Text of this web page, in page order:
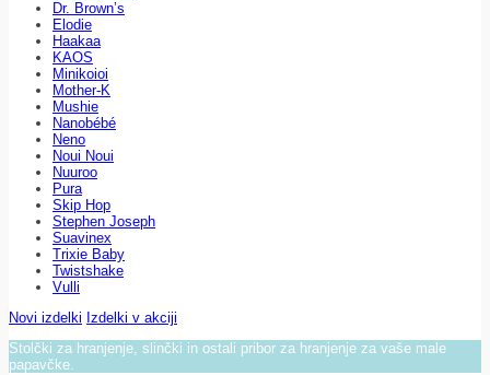
Dr. Brown’s
Elodie
Haakaa
KAOS
Minikoioi
Mother-K
Mushie
Nanobébé
Neno
Noui Noui
Nuuroo
Pura
Skip Hop
Stephen Joseph
Suavinex
Trixie Baby
Twistshake
Vulli
Novi izdelki Izdelki v akciji
Stolčki za hranjenje, slinčki in ostali pribor za hranjenje za vaše male
papavčke.